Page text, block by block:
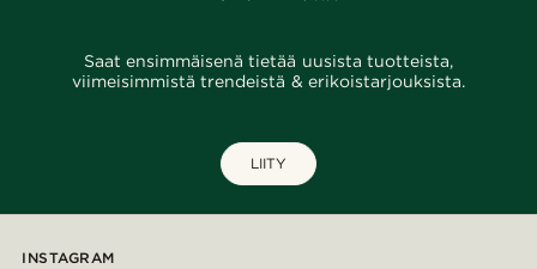
Saat ensimmäisenä tietää uusista tuotteista,
viimeisimmistä trendeistä & erikoistarjouksista.
LIITY
INSTAGRAM